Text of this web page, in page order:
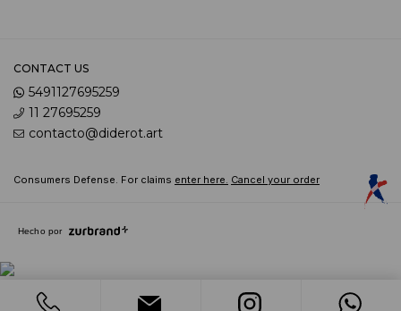
CONTACT US
5491127695259
11 27695259
contacto@diderot.art
Consumers Defense. For claims enter here. Cancel your order
Hecho por